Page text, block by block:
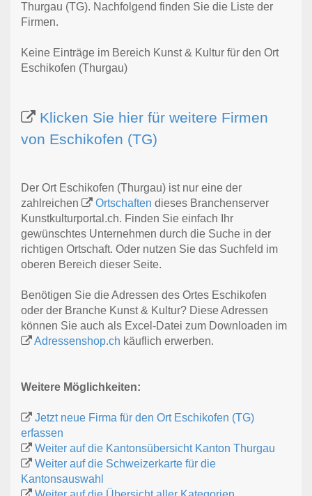
Thurgau (TG). Nachfolgend finden Sie die Liste der
Firmen.
Keine Einträge im Bereich Kunst & Kultur für den Ort
Eschikofen (Thurgau)
Klicken Sie hier für weitere Firmen
von Eschikofen (TG)
Der Ort Eschikofen (Thurgau) ist nur eine der
zahlreichen
Ortschaften dieses Branchenserver
Kunstkulturportal.ch. Finden Sie einfach Ihr
gewünschtes Unternehmen durch die Suche in der
richtigen Ortschaft. Oder nutzen Sie das Suchfeld im
oberen Bereich dieser Seite.
Benötigen Sie die Adressen des Ortes Eschikofen
oder der Branche Kunst & Kultur? Diese Adressen
können Sie auch als Excel-Datei zum Downloaden im
Adressenshop.ch käuflich erwerben.
Weitere Möglichkeiten:
Jetzt neue Firma für den Ort Eschikofen (TG)
erfassen
Weiter auf die Kantonsübersicht Kanton Thurgau
Weiter auf die Schweizerkarte für die
Kantonsauswahl